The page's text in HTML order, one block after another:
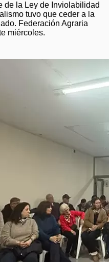
de la Ley de Inviolabilidad
tuvo que ceder a la
Federación Agraria
miércoles.